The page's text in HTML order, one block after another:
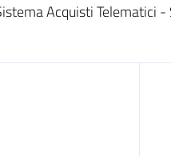
Acquisti Telematici -